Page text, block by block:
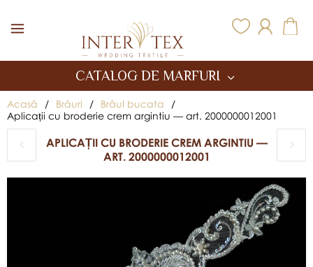
CATALOG DE MARFURI
Acasă / Brâuri / Brâul bucata
/
Aplicații cu broderie crem argintiu — art. 2000000012001
APLICAȚII CU BRODERIE CREM ARGINTIU —
ART. 2000000012001